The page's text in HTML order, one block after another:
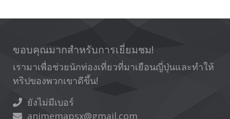
ขอบคุณมากสำหรับการเยี่ยมชม!
เรามาเพื่อช่วยนักท่องเที่ยวที่มาเยือนญี่ปุ่นและทำให้
ทริปของพวกเขาดีขึ้น!
ยังไม่มีเบอร์
animemapsx@gmail.com